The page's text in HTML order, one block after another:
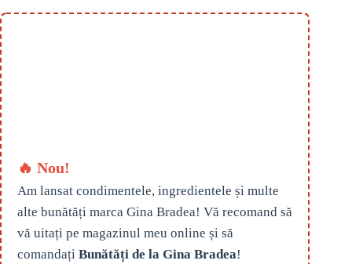
🔥 Nou!
Am lansat condimentele, ingredientele și multe
alte bunătăți marca Gina Bradea! Vă recomand să
vă uitați pe magazinul meu online și să
comandați Bunătăți de la Gina Bradea!